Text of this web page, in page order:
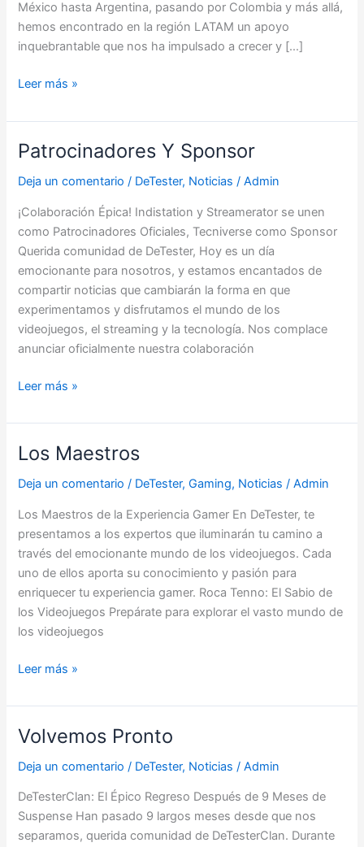
México hasta Argentina, pasando por Colombia y más allá,
hemos encontrado en la región LATAM un apoyo
inquebrantable que nos ha impulsado a crecer y […]
Leer más »
Patrocinadores Y Sponsor
Deja un comentario / DeTester, Noticias /Admin
¡Colaboración Épica! Indistation y Streamerator se unen
como Patrocinadores Oficiales, Tecniverse como Sponsor
Querida comunidad de DeTester, Hoy es un día
emocionante para nosotros, y estamos encantados de
compartir noticias que cambiarán la forma en que
experimentamos y disfrutamos el mundo de los
videojuegos, el streaming y la tecnología. Nos complace
anunciar oficialmente nuestra colaboración
Patrocinadores
Sponsor
Leer más »
Los Maestros
Deja un comentario / DeTester,Gaming, Noticias /Admin
Los Maestros de la Experiencia Gamer En DeTester, te
presentamos a los expertos que iluminarán tu camino a
través del emocionante mundo de los videojuegos. Cada
uno de ellos aporta su conocimiento y pasión para
enriquecer tu experiencia gamer. Roca Tenno: El Sabio de
los Videojuegos Prepárate para explorar el vasto mundo de
los videojuegos
Los
Leer más »
Volvemos Pronto
Deja un comentario / DeTester, Noticias /Admin
DeTesterClan: El Épico Regreso Después de 9 Meses de
Suspense Han pasado 9 largos meses desde que nos
separamos, querida comunidad de DeTesterClan. Durante
Volvemos